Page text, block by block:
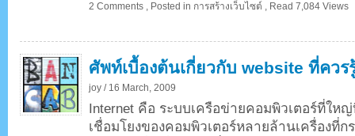
2 Comments , Posted in การสร้างเว็บไซต์ , Read 7,084 Views
ศัพท์เบื้องต้นเกี่ยวกับ website ที่ควร
joy / 16 March, 2009
Internet คือ ระบบเครือข่ายคอมพิวเตอร์ที่ให
เชื่อมโยงของคอมพิวเตอร์หลายล้านเครื่องที่ก